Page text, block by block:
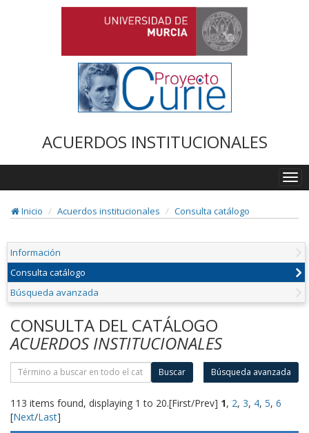
ACUERDOS INSTITUCIONALES
Inicio
Acuerdos institucionales Consulta catálogo
Información
Consulta catálogo
Búsqueda avanzada
CONSULTA DEL CATÁLOGO
ACUERDOS INSTITUCIONALES
Buscar Búsqueda avanzada
113 items found, displaying 1 to 20.[First/Prev] 1, 2, 3, 4, 5, 6
[Next/Last]